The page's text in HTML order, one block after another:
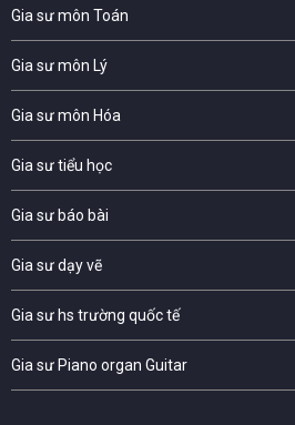
Gia sư môn Toán
Gia sư môn Lý
Gia sư môn Hóa
Gia sư tiểu học
Gia sư báo bài
Gia sư dạy vẽ
Gia sư hs trường quốc tế
Gia sư Piano organ Guitar